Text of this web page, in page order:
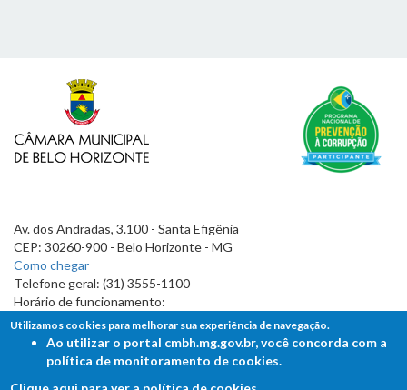
Av. dos Andradas, 3.100 - Santa Efigênia
CEP: 30260-900 - Belo Horizonte - MG
Como chegar
Telefone geral: (31) 3555-1100
Horário de funcionamento:
7h às 19h
Utilizamos cookies para melhorar sua experiência de navegação.
Ao utilizar o portal cmbh.mg.gov.br, você concorda com a
política de monitoramento de cookies.